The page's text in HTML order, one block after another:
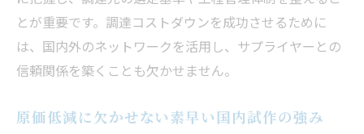
とが重要です。調達コストダウンを成功させるために
は、国内外のネットワークを活用し、サプライヤーとの
信頼関係を築くことも欠かせません。
原価低減に欠かせない素早い国内試作の強み